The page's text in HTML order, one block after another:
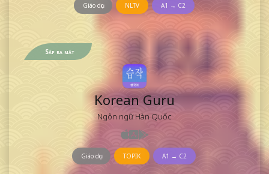
Giáo dục NLTV A1 → C2
Sắp ra mắt
Korean Guru
Ngôn ngữ Hàn Quốc
Giáo dục TOPIK A1 → C2